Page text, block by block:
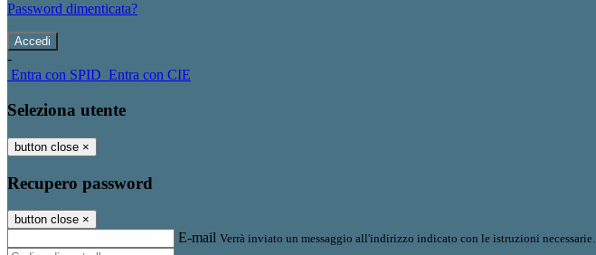
Password dimenticata?
-
Entra con SPID Entra con CIE
Seleziona utente
button close ×
Recupero password
button close ×
E-mail Verrà inviato un messaggio all'indirizzo indicato con le istruzioni necessarie.